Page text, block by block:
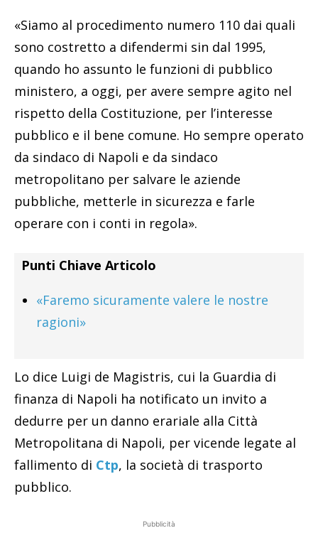
«Siamo al procedimento numero 110 dai quali
sono costretto a difendermi sin dal 1995,
quando ho assunto le funzioni di pubblico
ministero, a oggi, per avere sempre agito nel
rispetto della Costituzione, per l’interesse
pubblico e il bene comune. Ho sempre operato
da sindaco di Napoli e da sindaco
metropolitano per salvare le aziende
pubbliche, metterle in sicurezza e farle
operare con i conti in regola».
Punti Chiave Articolo
«Faremo sicuramente valere le nostre
ragioni»
Lo dice Luigi de Magistris, cui la Guardia di
finanza di Napoli ha notificato un invito a
dedurre per un danno erariale alla Città
Metropolitana di Napoli, per vicende legate al
fallimento di Ctp, la società di trasporto
pubblico.
Pubblicità